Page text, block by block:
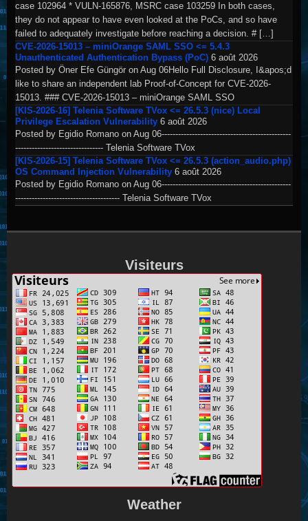
case 102964 * VULN-165876, MSRC case 103259 In both cases,
they do not appear to have even looked at the PoCs, and so have
failed to adequately investigate before reaching a decision. # […]
CVE-2026-15013 – miniOrange SAML SSO <= 5.4.3
Unauthenticated Authentication Bypass (PoC) 6 août 2026
Posted by Öner Efe Güngör on Aug 06Hello Full Disclosure, I&apos;d
like to share an independent lab Proof-of-Concept for CVE-2026-
15013. ### CVE-2026-15013 – miniOrange SAML SSO
[KIS-2026-16] Telenia Software TVox <= 26.5.3 (nice) Local
Privilege Escalation Vulnerability 6 août 2026
Posted by Egidio Romano on Aug 06-----------------------------------------------
-------------------------------- Telenia Software TVox
[KIS-2026-15] Telenia Software TVox <= 26.5.3 (action_audio.php)
OS Command Injection Vulnerability 6 août 2026
Posted by Egidio Romano on Aug 06-----------------------------------------------
-------------------------------------- Telenia Software TVox
Visiteurs
Weather